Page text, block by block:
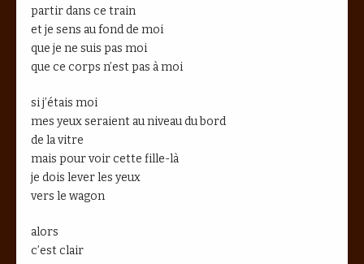
partir dans ce train
et je sens au fond de moi
que je ne suis pas moi
que ce corps n’est pas à moi
si j’étais moi
mes yeux seraient au niveau du bord
de la vitre
mais pour voir cette fille-là
je dois lever les yeux
vers le wagon
alors
c’est clair